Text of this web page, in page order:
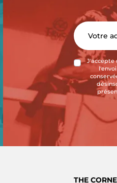
J'accepte
THE